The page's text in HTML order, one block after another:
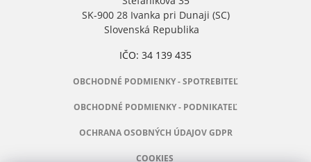
SK-900 28 Ivanka pri Dunaji (SC)
Slovenská Republika
IČO: 34 139 435
OBCHODNÉ PODMIENKY - SPOTREBITEĽ
OBCHODNÉ PODMIENKY - PODNIKATEĽ
OCHRANA OSOBNÝCH ÚDAJOV GDPR
COOKIES